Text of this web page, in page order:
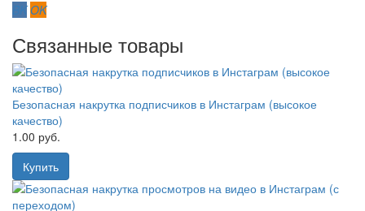
Связанные товары
Безопасная накрутка подписчиков в Инстаграм (высокое
качество)
1.00 руб.
Купить